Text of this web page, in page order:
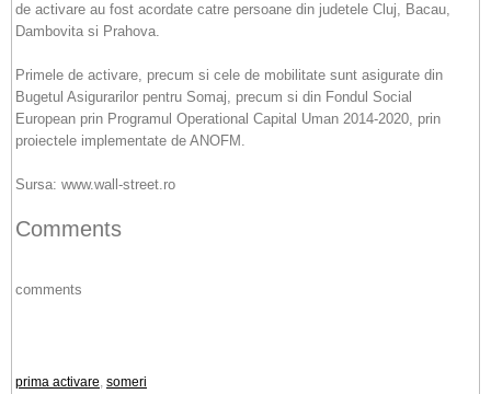
de activare au fost acordate catre persoane din judetele Cluj, Bacau,
Dambovita si Prahova.
Primele de activare, precum si cele de mobilitate sunt asigurate din
Bugetul Asigurarilor pentru Somaj, precum si din Fondul Social
European prin Programul Operational Capital Uman 2014-2020, prin
proiectele implementate de ANOFM.
Sursa: www.wall-street.ro
Comments
comments
prima activare, someri